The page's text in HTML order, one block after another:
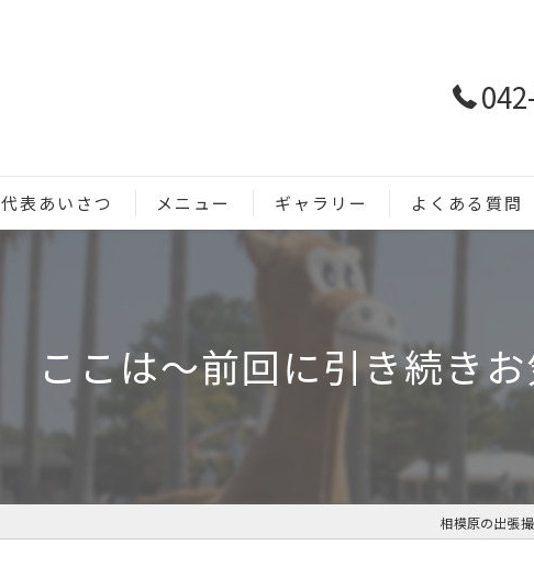
代表あいさつ メニュー ギャラリー よくある質問
ここは〜前回に引き続き
相模原の出張